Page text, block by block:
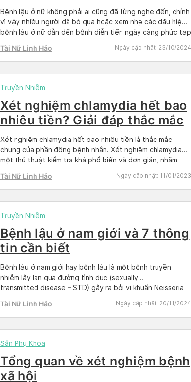
Bệnh lậu ở nữ không phải ai cũng đã từng nghe đến, chính
vì vậy nhiều người đã bỏ qua hoặc xem nhẹ các dấu hiệu
bệnh lậu ở nữ dẫn đến bệnh diễn tiến ngày càng phức tạp
mắc bệnh lậu thường […]
Tài Nữ Linh Hảo Ngày cập nhật: 23/10/2024
Truyền Nhiễm
Xét nghiệm chlamydia hết bao
nhiêu tiền? Giải đáp thắc mắc
Xét nghiệm chlamydia hết bao nhiêu tiền là thắc mắc
chung của phần đông bệnh nhân. Xét nghiệm chlamydia
một thủ thuật kiểm tra khá phổ biến và đơn giản, nhằm
từ đó xác định chính xác nguyên nhân gây bệnh. Qua […]
Tài Nữ Linh Hảo Ngày cập nhật: 11/01/2023
Truyền Nhiễm
Bệnh lậu ở nam giới và 7 thông
tin cần biết
Bệnh lậu ở nam giới hay bệnh lậu là một bệnh truyền
nhiễm lây lan qua đường tình dục (sexually
transmitted disease – STD) gây ra bởi vi khuẩn Neisseria
hiểm nếu không điều trị kip thời, một trong số đó là biến
chứng liên quan đến đời sống […]
Tài Nữ Linh Hảo Ngày cập nhật: 20/11/2024
Sản Phụ Khoa
Tổng quan về xét nghiệm bệnh
xã hội